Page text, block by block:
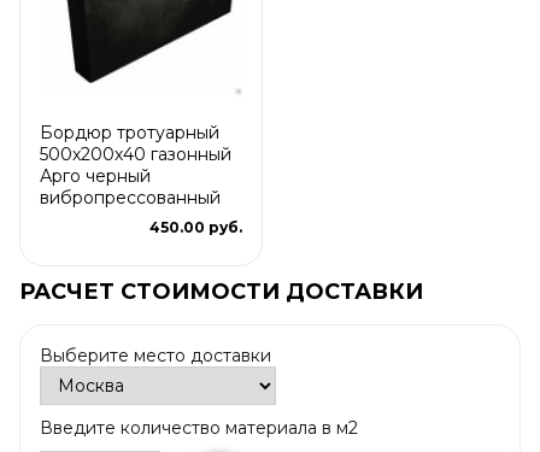
Бордюр тротуарный
500х200х40 газонный
Арго черный
вибропрессованный
450.00 руб.
РАСЧЕТ СТОИМОСТИ ДОСТАВКИ
Выберите место доставки
Введите количество материала в м2